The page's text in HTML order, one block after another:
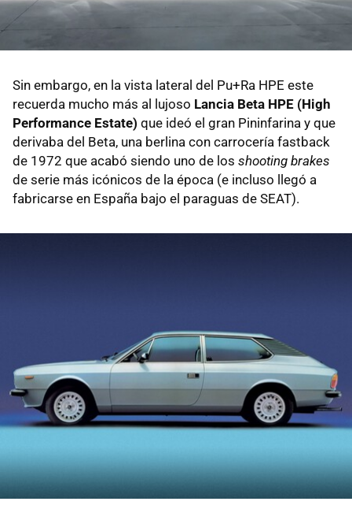
Sin embargo, en la vista lateral del Pu+Ra HPE este
recuerda mucho más al lujoso Lancia Beta HPE (High
Performance Estate) que ideó el gran Pininfarina y que
derivaba del Beta, una berlina con carrocería fastback
de 1972 que acabó siendo uno de los shooting brakes
de serie más icónicos de la época (e incluso llegó a
fabricarse en España bajo el paraguas de SEAT).